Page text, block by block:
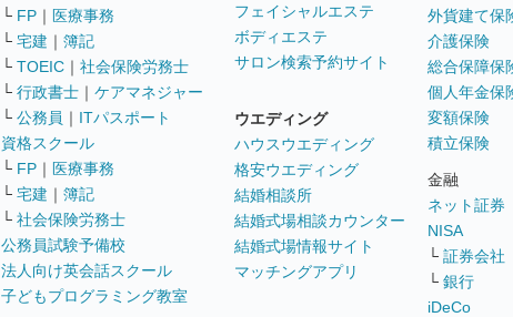
└ FP ｜ 医療事務
└ 宅建 ｜ 簿記
└ TOEIC ｜ 社会保険労務士
└ 行政書士 ｜ ケアマネジャー
└ 公務員 ｜ ITパスポート
資格スクール
└ FP ｜ 医療事務
└ 宅建 ｜ 簿記
└ 社会保険労務士
公務員試験予備校
法人向け英会話スクール
子どもプログラミング教室
フェイシャルエステ
ボディエステ
サロン検索予約サイト
ウエディング
ハウスウエディング
格安ウエディング
結婚相談所
結婚式場相談カウンター
結婚式場情報サイト
マッチングアプリ
外貨建て保
介護保険
総合保障保
個人年金保
変額保険
積立保険
金融
ネット証券
NISA
└ 証券会社
└ 銀行
iDeCo